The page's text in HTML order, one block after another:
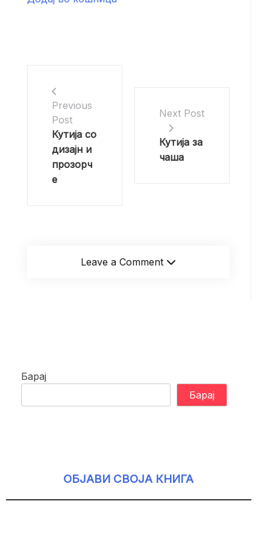
Previous
Post
Кутија со
дизајн и
прозорч
е
Next Post
Кутија за
чаша
Leave a Comment
Барај
Барај
ОБЈАВИ СВОЈА КНИГА